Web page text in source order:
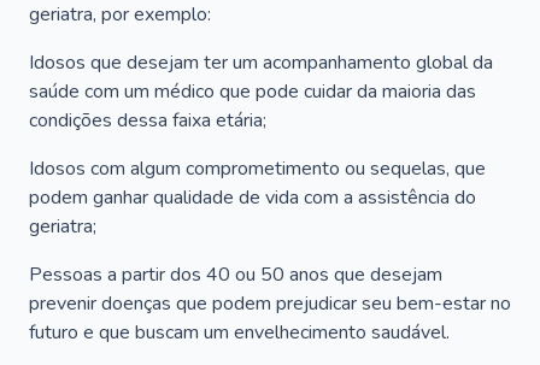
geriatra, por exemplo:
Idosos que desejam ter um acompanhamento global da
saúde com um médico que pode cuidar da maioria das
condições dessa faixa etária;
Idosos com algum comprometimento ou sequelas, que
podem ganhar qualidade de vida com a assistência do
geriatra;
Pessoas a partir dos 40 ou 50 anos que desejam
prevenir doenças que podem prejudicar seu bem-estar no
futuro e que buscam um envelhecimento saudável.